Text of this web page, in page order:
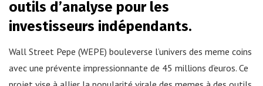
outils d’analyse pour les
investisseurs indépendants.
Wall Street Pepe (WEPE) bouleverse l’univers des meme coins
avec une prévente impressionnante de 45 millions d’euros. Ce